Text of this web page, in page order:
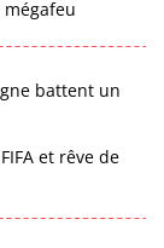
battent un
et rêve de